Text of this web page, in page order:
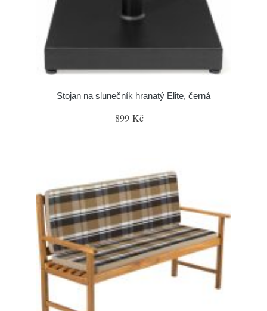
Stojan na slunečník hranatý Elite, černá
899 Kč